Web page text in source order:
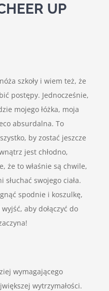
UP
szkoły i wiem też, że
postępy. Jednocześnie,
mojego łóżka, moja
absurdalna. To
by zostać jeszcze
jest chłodno,
że to właśnie są chwile,
swojego ciała.
spodnie i koszulkę,
aby dołączyć do
wymagającego
wytrzymałości.